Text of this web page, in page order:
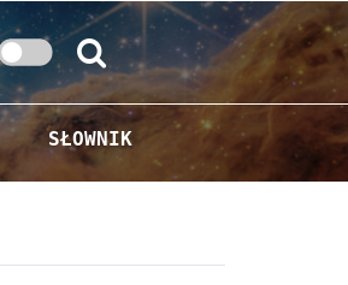
Szukaj:
Szukaj
SŁOWNIK